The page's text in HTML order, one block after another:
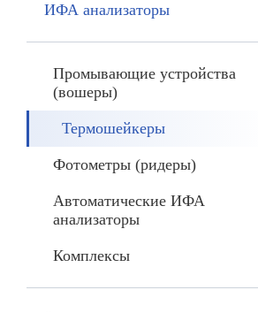
ИФА анализаторы
Промывающие устройства
(вошеры)
Термошейкеры
Фотометры (ридеры)
Автоматические ИФА
анализаторы
Комплексы